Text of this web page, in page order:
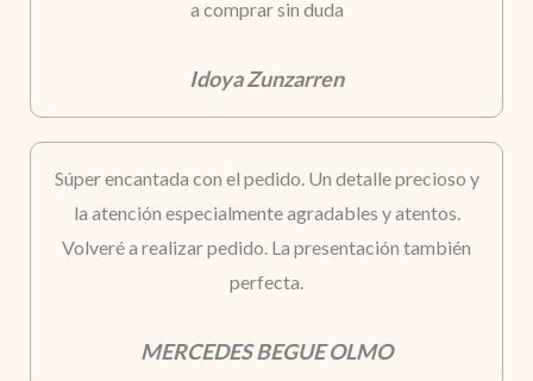
a comprar sin duda
Idoya Zunzarren
Súper encantada con el pedido. Un detalle precioso y
la atención especialmente agradables y atentos.
Volveré a realizar pedido. La presentación también
perfecta.
MERCEDES BEGUE OLMO